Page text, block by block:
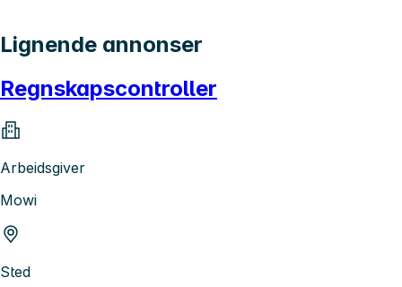
Lignende annonser
Regnskapscontroller
Arbeidsgiver
Mowi
Sted